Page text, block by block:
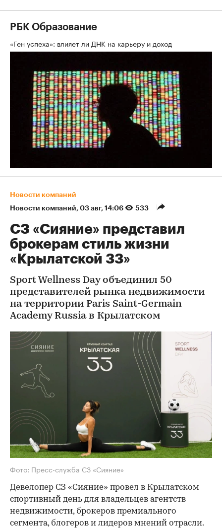
РБК Образование
«Ген успеха»: влияет ли ДНК на карьеру и доход
Новости компаний
Новости компаний⁠, 03 авг, 14:06 533
СЗ «Сияние» представил
брокерам стиль жизни
«Крылатской 33»
Sport Wellness Day объединил 50
представителей рынка недвижимости
на территории Paris Saint-Germain
Academy Russia в Крылатском
Фото: Пресс-служба СЗ «Сияние»
Девелопер СЗ «Сияние» провел в Крылатском
спортивный день для владельцев агентств
недвижимости, брокеров премиального
сегмента, блогеров и лидеров мнений отрасли.